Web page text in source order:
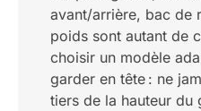
avant/arrière, bac de
poids sont autant de
choisir un modèle
garder en tête : ne
tiers de la hauteur du